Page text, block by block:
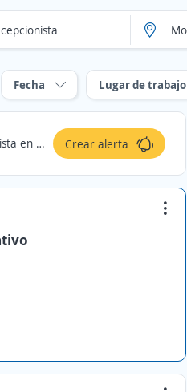
Fecha Lugar de trabajo
Crear alerta